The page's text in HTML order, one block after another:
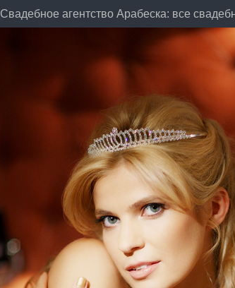
Свадебное агентство Арабеска: все